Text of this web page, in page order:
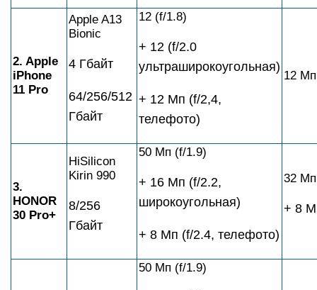
2. Apple
iPhone
11 Pro
Apple A13
Bionic
4 Гбайт
64/256/512
Гбайт
12 (f/1.8)
+ 12 (f/2.0
ультраширокоугольная)
+ 12 Мп (f/2,4,
телефото)
12
3.
HONOR
30 Pro+
HiSilicon
Kirin 990
8/256
Гбайт
50 Мп (f/1.9)
+ 16 Мп (f/2.2,
широкоугольная)
+ 8 Мп (f/2.4, телефото)
32
+ 8
50 Мп (f/1.9)